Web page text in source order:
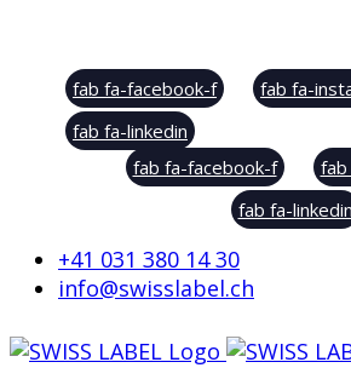
fab fa-facebook-f
fab fa-
fab fa-linkedin
fab fa-facebook-f
fab fa-linkedin
+41 031 380 14 30
info@swisslabel.ch